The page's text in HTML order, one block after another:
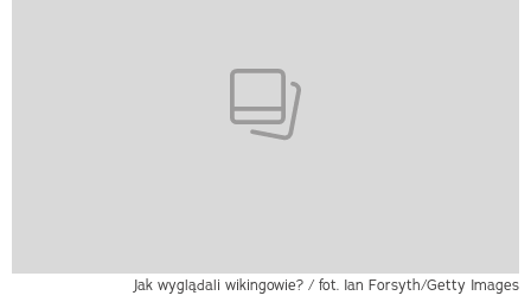
Jak wyglądali wikingowie? / fot. Ian Forsyth/Getty Images